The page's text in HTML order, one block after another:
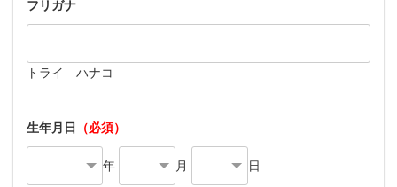
フリガナ
トライ ハナコ
生年月日 （必須）
年 月 日